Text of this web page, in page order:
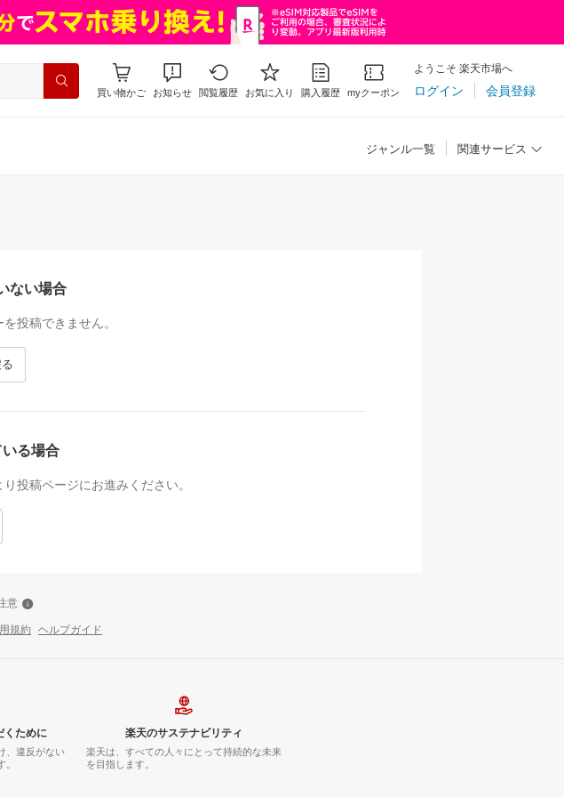
買い物かご お知らせ 閲覧履歴 お気に入り 購入履歴 myクーポン
ようこそ 楽天市場へ
ログイン 会員登録
ジャンル一覧 関連サービス
ない場合
投稿できません。
る場合
投稿ページにお進みください。
意
規約 ヘルプガイド
くために
、違反がない
楽天のサステナビリティ
楽天は、すべての人々にとって持続的な未来
を目指します。